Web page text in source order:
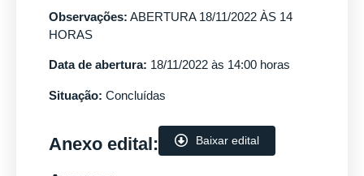
Observações: ABERTURA 18/11/2022 ÀS 14
HORAS
Data de abertura: 18/11/2022 às 14:00 horas
Situação: Concluídas
Anexo edital: Baixar edital